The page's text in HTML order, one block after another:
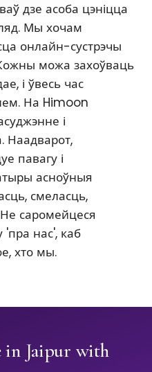
дзе асоба цэніцца
Мы хочам
онлайн-сустрэчы
можа захоўваць
і ўвесь час
На Himoon
і
Наадварот,
павагу і
асноўныя
смеласць,
саромейцеся
нас', каб
хто мы.
in Jaipur with